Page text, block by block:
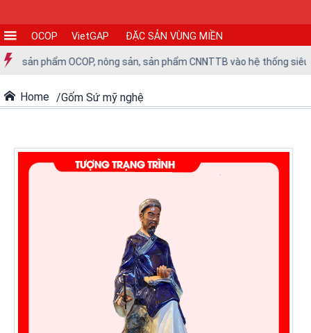
CƠ
SẢN
XUẤT
OCOP VietGAP ĐẶC SẢN VÙNG MIỀN
sản phẩm OCOP, nông sản, sản phẩm CNNTTB vào hệ thống siêu
Home Gốm Sứ mỹ nghệ